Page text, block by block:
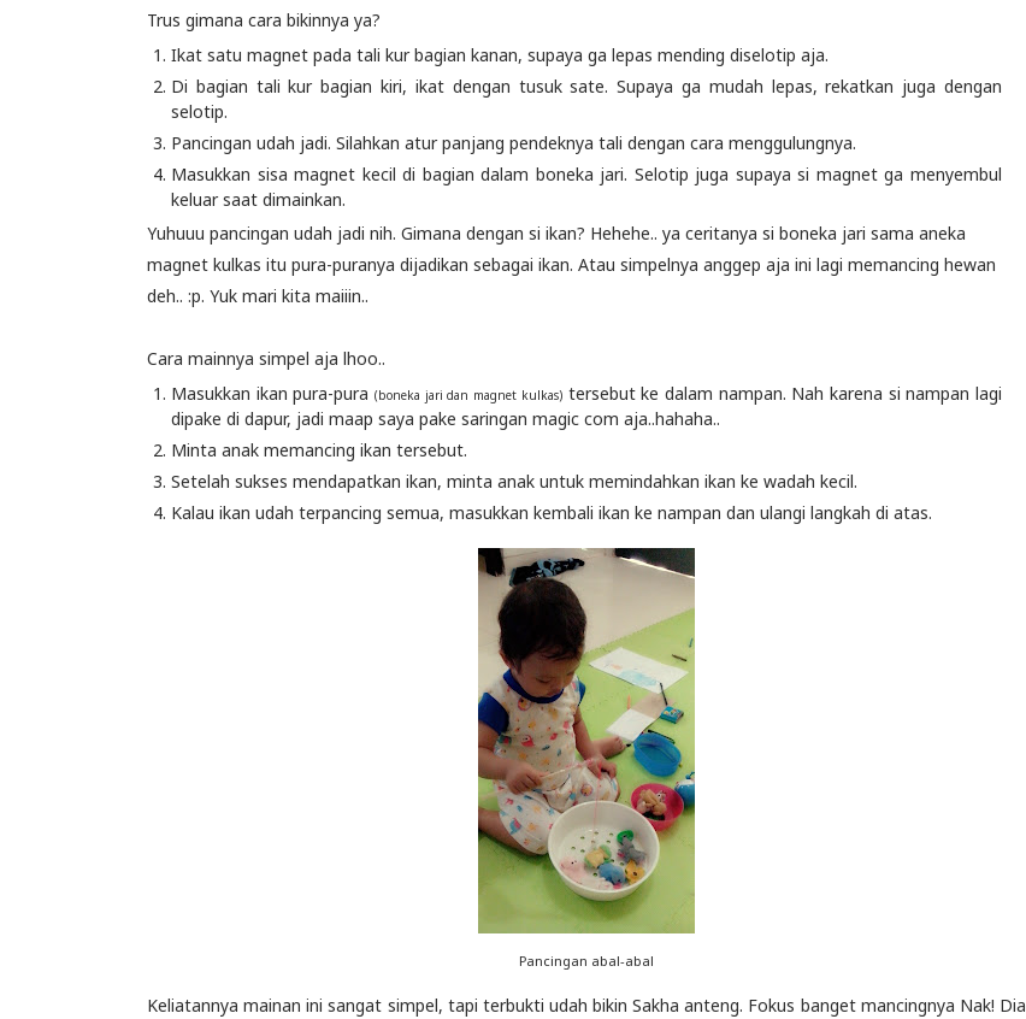
Trus gimana cara bikinnya ya?
Ikat satu magnet pada tali kur bagian kanan, supaya ga lepas mending diselotip aja.
Di bagian tali kur bagian kiri, ikat dengan tusuk sate. Supaya ga mudah lepas, rekatkan juga dengan
selotip.
Pancingan udah jadi. Silahkan atur panjang pendeknya tali dengan cara menggulungnya.
Masukkan sisa magnet kecil di bagian dalam boneka jari. Selotip juga supaya si magnet ga menyembul
keluar saat dimainkan.
Yuhuuu pancingan udah jadi nih. Gimana dengan si ikan? Hehehe.. ya ceritanya si boneka jari sama aneka
magnet kulkas itu pura-puranya dijadikan sebagai ikan. Atau simpelnya anggep aja ini lagi memancing hewan
deh.. :p. Yuk mari kita maiiin..
Cara mainnya simpel aja lhoo..
Masukkan ikan pura-pura(boneka jari dan magnet kulkas)tersebut ke dalam nampan. Nah karena si nampan lagi
dipake di dapur, jadi maap saya pake saringan magic com aja..hahaha..
Minta anak memancing ikan tersebut.
Setelah sukses mendapatkan ikan, minta anak untuk memindahkan ikan ke wadah kecil.
Kalau ikan udah terpancing semua, masukkan kembali ikan ke nampan dan ulangi langkah di atas.
Pancingan abal-abal
Keliatannya mainan ini sangat simpel, tapi terbukti udah bikin Sakha anteng. Fokus banget mancingnya Nak! Dia